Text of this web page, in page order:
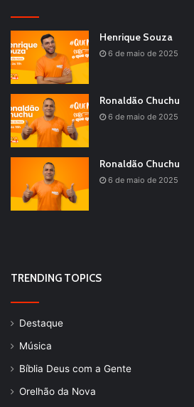
Henrique Souza
6 de maio de 2025
Ronaldão Chuchu
6 de maio de 2025
Ronaldão Chuchu
6 de maio de 2025
TRENDING TOPICS
Destaque
Música
Bíblia Deus com a Gente
Orelhão da Nova